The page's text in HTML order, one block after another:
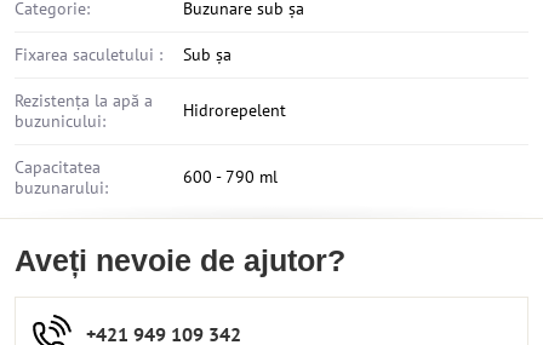
Categorie: Buzunare sub șa
Fixarea saculetului : Sub șa
Rezistența la apă a
buzunicului:
Hidrorepelent
Capacitatea
buzunarului:
600 - 790 ml
Aveți nevoie de ajutor?
+421 949 109 342